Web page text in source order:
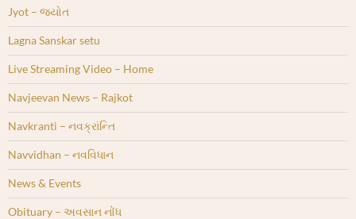
Jyot – જ્યોત
Lagna Sanskar setu
Live Streaming Video – Home
Navjeevan News – Rajkot
Navkranti – નવક્રાંન્તિ
Navvidhan – નવવિધાન
News & Events
Obituary – અવસાન નોંધ